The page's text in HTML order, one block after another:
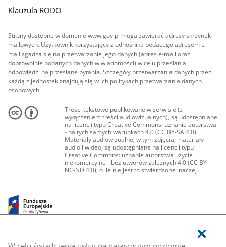
Klauzula RODO
Strony dostępne w domenie www.gov.pl mogą zawierać adresy skrzynek
mailowych. Użytkownik korzystający z odnośnika będącego adresem e-
mail zgadza się na przetwarzanie jego danych (adres e-mail oraz
dobrowolnie podanych danych w wiadomości) w celu przesłania
odpowiedzi na przesłane pytania. Szczegóły przetwarzania danych przez
każdą z jednostek znajdują się w ich politykach przetwarzania danych
osobowych.
Treści tekstowe publikowane w serwisie (z
wyłączeniem treści audiowizualnych), są udostępniane
na licencji typu Creative Commons: uznanie autorstwa
- na tych samych warunkach 4.0 (CC BY-SA 4.0).
Materiały audiowizualne, w tym zdjęcia, materiały
audio i wideo, są udostępniane na licencji typu
Creative Commons: uznanie autorstwa użycie
niekomercyjne - bez utworów zależnych 4.0 (CC BY-
NC-ND 4.0), o ile nie jest to stwierdzone inaczej.